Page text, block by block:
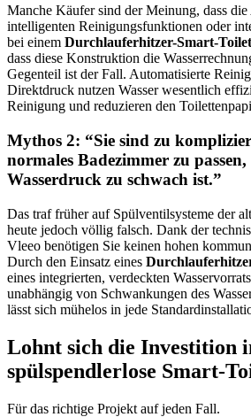
Manche Käufer sind der Meinung, dass
intelligenten Reinigungsfunktionen oder
bei einem Durchlauferhitzer-Smart-
dass diese Konstruktion die
Gegenteil ist der Fall. Automatisierte
Direktdruck nutzen Wasser wesentlich
Reinigung und reduzieren den
Mythos 2: “Sie sind zu
normales Badezimmer zu
Wasserdruck zu schwach ist.”
Das traf früher auf Spülventilsysteme der
heute jedoch völlig falsch. Dank der
Vleeo benötigen Sie keinen hohen
Durch den Einsatz eines
eines integrierten, verdeckten
unabhängig von Schwankungen des
lässt sich mühelos in jede
Lohnt sich die Investition
spülspendlerlose Smart-
Für das richtige Projekt auf jeden Fall.